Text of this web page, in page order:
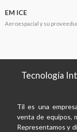
EM ICE
Aeroespacial y su
Tecnología
Til es una
venta de equipos,
Representamos y